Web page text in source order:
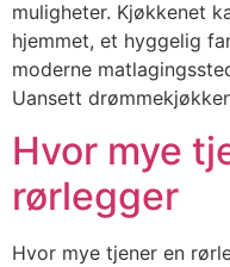
muligheter. Kjøkkenet
hjemmet, et hyggelig
moderne
Uansett
Hvor mye
rørlegger
Hvor mye tjener en